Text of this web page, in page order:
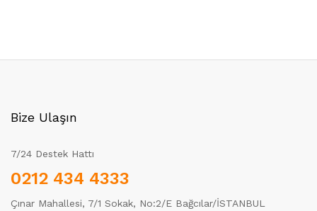
Bize Ulaşın
7/24 Destek Hattı
0212 434 4333
Çınar Mahallesi, 7/1 Sokak, No:2/E Bağcılar/İSTANBUL